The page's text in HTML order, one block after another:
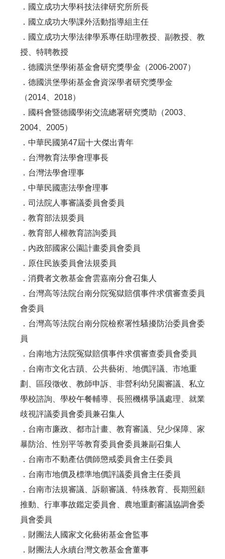
．國立成功大學科技法律研究所所長
．國立成功大學課外活動指導組主任
．國立成功大學法律學系專任助理教授、副教授、教
授、特聘教授
．德國洪堡學術基金會研究獎學金（2006-2007）
．德國洪堡學術基金會資深學者研究獎學金
（2014、2018）
．國科會暨德國學術交流總署研究獎助（2003、
2004、2005）
．中華民國第47屆十大傑出青年
．台灣教育法學會理事長
．台灣法學會理事
．中華民國憲法學會理事
．司法院人事審議委員會委員
．教育部法規委員
．教育部人權教育諮詢委員
．內政部國家公園計畫委員會委員
．原住民族委員會法規委員
．消費者文教基金會雲嘉南分會召集人
．台灣高等法院台南分院冤獄賠償事件求償審查委員
會委員
．台灣高等法院台南分院檢察署性騷擾防治委員會委
員
．台南地方法院冤獄賠償事件求償審查委員會委員
．台南市文化古蹟、公共藝術、地價評議、市地重
劃、區段徵收、教師申訴、非營利幼兒園審議、私立
學校諮詢、學校午餐輔導、長照機構爭議處理、就業
歧視評議委員會委員兼召集人
．台南市廉政、都市計畫、教育審議、兒少保障、家
暴防治、性別平等教育委員會委員兼副召集人
．台南市不動產估價師懲戒委員會主任委員
．台南市地價及標準地價評議委員會主任委員
．台南市法規審議、訴願審議、特殊教育、長期照顧
推動、行車事故鑑定委員會、農地重劃審議協調會委
員會委員
．財團法人國家文化藝術基金會監事
．財團法人永續台灣文教基金會董事